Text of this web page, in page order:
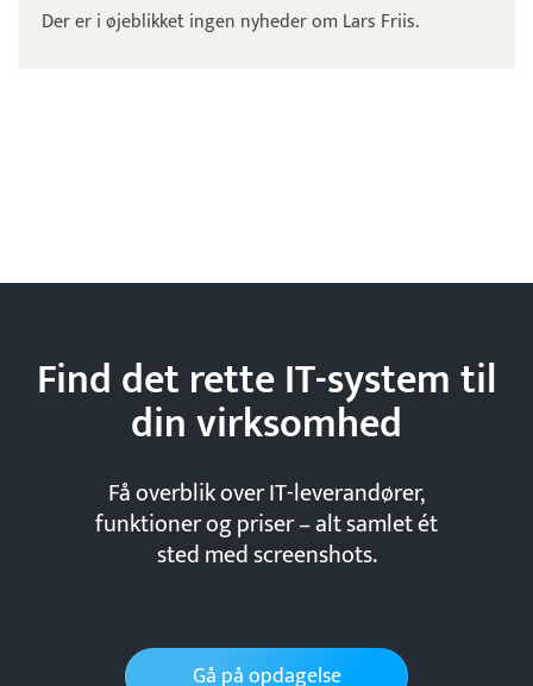
Der er i øjeblikket ingen nyheder om Lars Friis.
Find det rette IT-system til
dinvirksomhed
Få overblik over IT-leverandører,
funktioner og priser – alt samlet ét
sted med screenshots.
Gå på opdagelse